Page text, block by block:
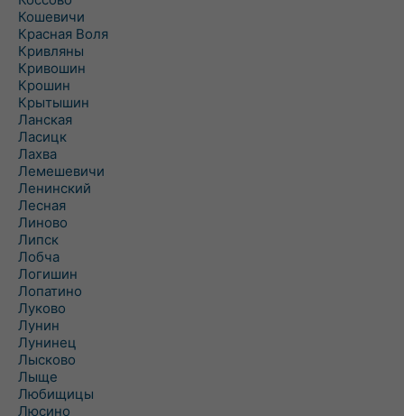
Кошевичи
Красная Воля
Кривляны
Кривошин
Крошин
Крытышин
Ланская
Ласицк
Лахва
Лемешевичи
Ленинский
Лесная
Линово
Липск
Лобча
Логишин
Лопатино
Луково
Лунин
Лунинец
Лысково
Лыще
Любищицы
Люсино